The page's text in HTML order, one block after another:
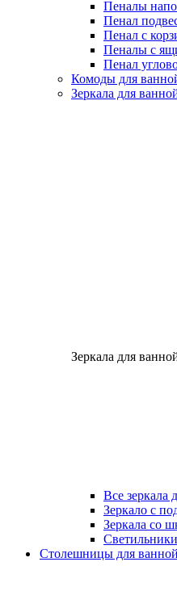
Пеналы
Пенал
Пенал с
Пеналы с
Пенал
Комоды для
Зеркала для
Зеркала для
Все зеркала
Зеркало с
Зеркала со
Столешницы для